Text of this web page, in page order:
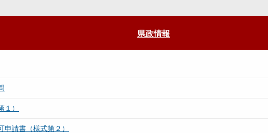
県政情報
）
請書（様式第２）